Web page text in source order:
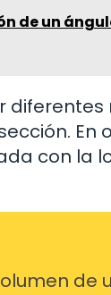
de un
con la
de